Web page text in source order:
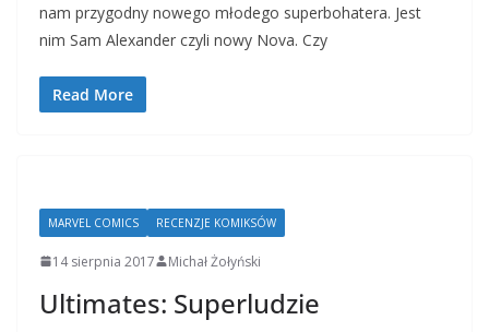
nam przygodny nowego młodego superbohatera. Jest
nim Sam Alexander czyli nowy Nova. Czy
Read More
MARVEL COMICS RECENZJE KOMIKSÓW
14 sierpnia 2017 Michał Żołyński
Ultimates: Superludzie